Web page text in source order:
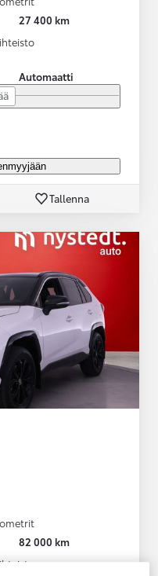
27 400 km
Automaatti
Tallenna
82 000 km